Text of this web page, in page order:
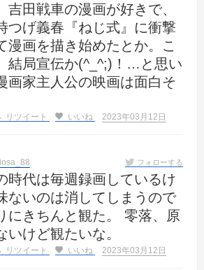
吉田戦車の漫画が好きで、
つげ義春『ねじ式』に衝撃
漫画を描き始めたとか。こ
結局宣伝か(^_^;)！…と思い
画家主人公の映画は面白そ
リツイート いいね
2023年03月12日
フォローする
時代は毎週録画しているけ
ないのは消してしまうので
にきちんと観た。 零落、原
いけど観たいな。
リツイート いいね
2023年03月12日